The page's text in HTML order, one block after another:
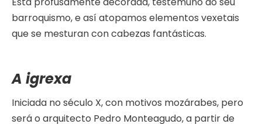
barroquismo, e así atopamos elementos vexetais
que se mesturan con cabezas fantásticas.
A igrexa
Iniciada no século X, con motivos mozárabes, pero
será o arquitecto Pedro Monteagudo, a partir de